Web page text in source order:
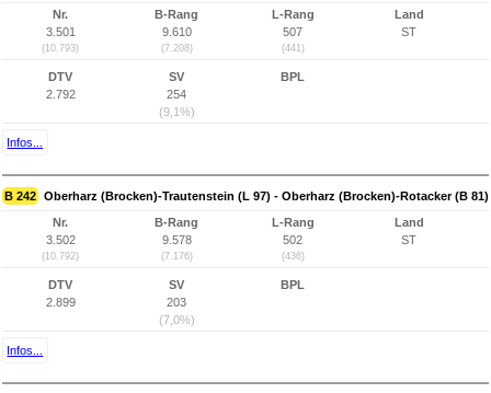
Nr.
3.501
(10.793)
B-Rang
9.610
(7.208)
L-Rang
507
(441)
Land
ST
DTV
2.792
SV
254
(9,1%)
BPL
Infos...
B 242 Oberharz (Brocken)-Trautenstein (L 97) - Oberharz (Brocken)-Rotacker (B 81)
Nr.
3.502
(10.792)
B-Rang
9.578
(7.176)
L-Rang
502
(436)
Land
ST
DTV
2.899
SV
203
(7,0%)
BPL
Infos...